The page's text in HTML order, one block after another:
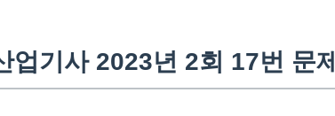
업기사 2023년 2회 17번 문제